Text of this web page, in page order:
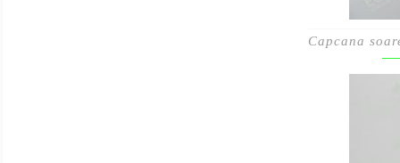
Capcana